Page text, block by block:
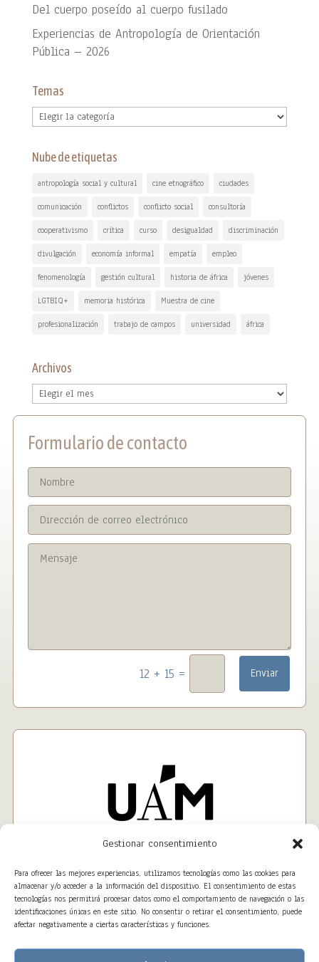
Gestionar consentimiento
Para ofrecer las mejores experiencias, utilizamos tecnologías como las cookies para
almacenar y/o acceder a la información del dispositivo. El consentimiento de estas
tecnologías nos permitirá procesar datos como el comportamiento de navegación o las
identificaciones únicas en este sitio. No consentir o retirar el consentimiento, puede
afectar negativamente a ciertas características y funciones.
Del cuerpo poseído al cuerpo fusilado
Experiencias de Antropología de Orientación
Pública – 2026
Temas
Temas
Nube de etiquetas
antropología social y cultural cine etnográfico ciudades
comunicación conflictos conflicto social consultoría
cooperativismo crítica curso desigualdad discriminación
divulgación economía informal empatía empleo
fenomenología gestión cultural historia de áfrica jóvenes
LGTBIQ+ memoria histórica Muestra de cine
profesionalización trabajo de campos universidad áfrica
Archivos
Archivos
Formulario de contacto
12 + 15 = Enviar